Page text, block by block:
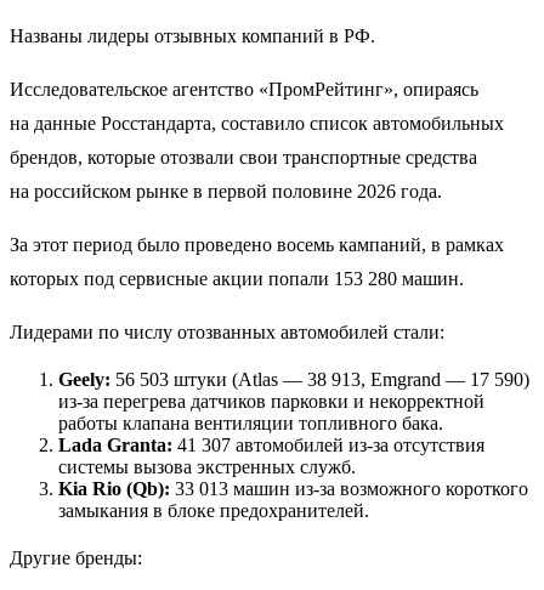
Названы лидеры отзывных компаний в РФ.
Исследовательское агентство «ПромРейтинг», опираясь
на данные Росстандарта, составило список автомобильных
брендов, которые отозвали свои транспортные средства
на российском рынке в первой половине 2026 года.
За этот период было проведено восемь кампаний, в рамках
которых под сервисные акции попали 153 280 машин.
Лидерами по числу отозванных автомобилей стали:
Geely: 56 503 штуки (Atlas — 38 913, Emgrand — 17 590)
из-за перегрева датчиков парковки и некорректной
работы клапана вентиляции топливного бака.
Lada Granta: 41 307 автомобилей из-за отсутствия
системы вызова экстренных служб.
Kia Rio (Qb): 33 013 машин из-за возможного короткого
замыкания в блоке предохранителей.
Другие бренды: